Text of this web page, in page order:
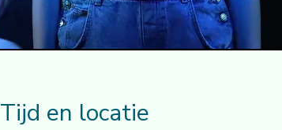
Tijd en locatie